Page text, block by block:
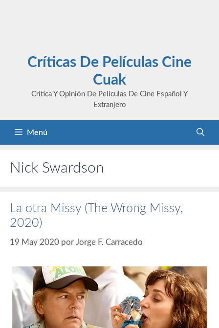
Críticas De Películas Cine
Cuak
Crítica Y Opinión De Películas De Cine Español Y
Extranjero
Menú
Nick Swardson
La otra Missy (The Wrong Missy,
2020)
19 May 2020 por Jorge F. Carracedo